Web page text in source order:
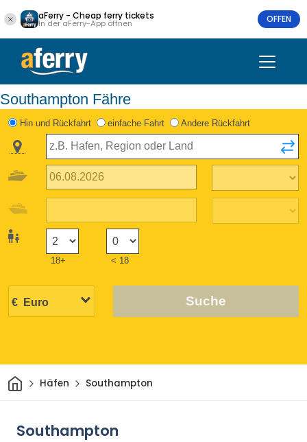
aFerry - Cheap ferry tickets
In der aFerry-App öffnen OFFEN
Southampton Fähre
Hin und Rückfahrt einfache Fahrt Andere Rückfahrt
18+ < 18
Suche
HeimHäfen Southampton
Southampton